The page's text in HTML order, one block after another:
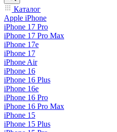
Каталог
Apple iPhone
iPhone 17 Pro
iPhone 17 Pro Max
iPhone 17e
iPhone 17
iPhone Air
iPhone 16
iPhone 16 Plus
iPhone 16e
iPhone 16 Pro
iPhone 16 Pro Max
iPhone 15
iPhone 15 Plus